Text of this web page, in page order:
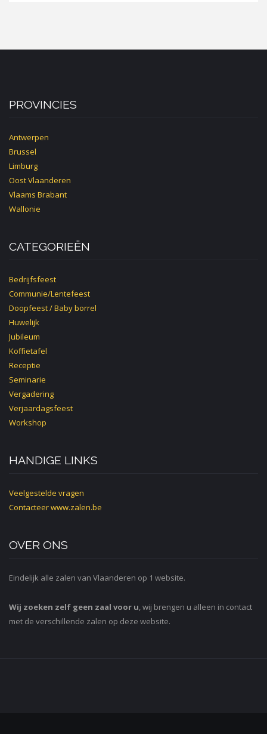
PROVINCIES
Antwerpen
Brussel
Limburg
Oost Vlaanderen
Vlaams Brabant
Wallonie
CATEGORIEËN
Bedrijfsfeest
Communie/Lentefeest
Doopfeest / Baby borrel
Huwelijk
Jubileum
Koffietafel
Receptie
Seminarie
Vergadering
Verjaardagsfeest
Workshop
HANDIGE LINKS
Veelgestelde vragen
Contacteerwww.zalen.be
OVER ONS
Eindelijk alle zalen van Vlaanderen op 1 website.
Wij zoeken zelf geen zaal voor u, wij brengen u alleen in contact
met de verschillende zalen op deze website.